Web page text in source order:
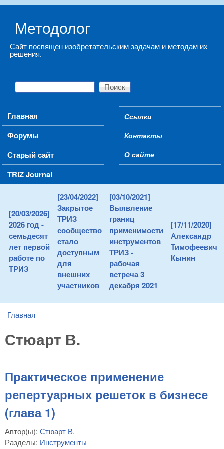
Методолог
Сайт посвящен изобретательским задачам и методам их
решения.
Форма поиска
Поиск
Main menu
Главная
Форумы
Старый сайт
TRIZ Journal
Secondary menu
Ссылки
Контакты
О сайте
[20/03/2026]
2026 год -
семьдесят
лет первой
работе по
ТРИЗ
[23/04/2022]
Закрытое
ТРИЗ
сообщество
стало
доступным
для
внешних
участников
[03/10/2021]
Выявление
границ
применимости
инструментов
ТРИЗ -
рабочая
встреча 3
декабря 2021
[17/11/2020]
Александр
Тимофеевич
Кынин
You are here
Главная
Стюарт В.
Практическое применение
репертуарных решеток в бизнесе
(глава 1)
Автор(ы): Стюарт В.
Разделы: Инструменты